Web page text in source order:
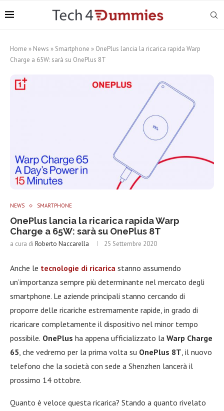
Home » News » Smartphone » OnePlus lancia la ricarica rapida Warp
Charge a 65W: sarà su OnePlus 8T
NEWS SMARTPHONE
OnePlus lancia la ricarica rapida Warp
Charge a 65W: sarà su OnePlus 8T
a cura di Roberto Naccarella 25 Settembre 2020
Anche le tecnologie di ricarica stanno assumendo
un’importanza sempre più determinante nel mercato degli
smartphone. Le aziende principali stanno cercando di
proporre delle ricariche estremamente rapide, in grado di
ricaricare completamente il dispositivo nel minor tempo
possibile. OnePlus ha appena ufficializzato la Warp Charge
65, che vedremo per la prima volta su OnePlus 8T, il nuovo
telefono che la società con sede a Shenzhen lancerà il
prossimo 14 ottobre.
Quanto è veloce questa ricarica? Stando a quanto rivelato